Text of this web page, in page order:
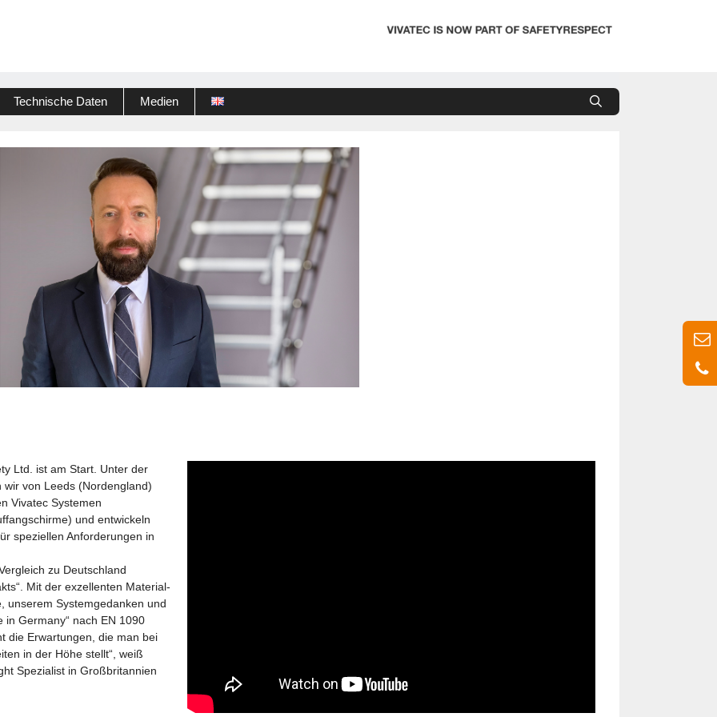
Technische Daten Medien
Ltd. ist am Start. Unter der
von Leeds (Nordengland)
Vivatec Systemen
und entwickeln
speziellen Anforderungen in
zu Deutschland
Mit der exzellenten Material-
unserem Systemgedanken und
in Germany“ nach EN 1090
die Erwartungen, die man bei
in der Höhe stellt“, weiß
Spezialist in Großbritannien